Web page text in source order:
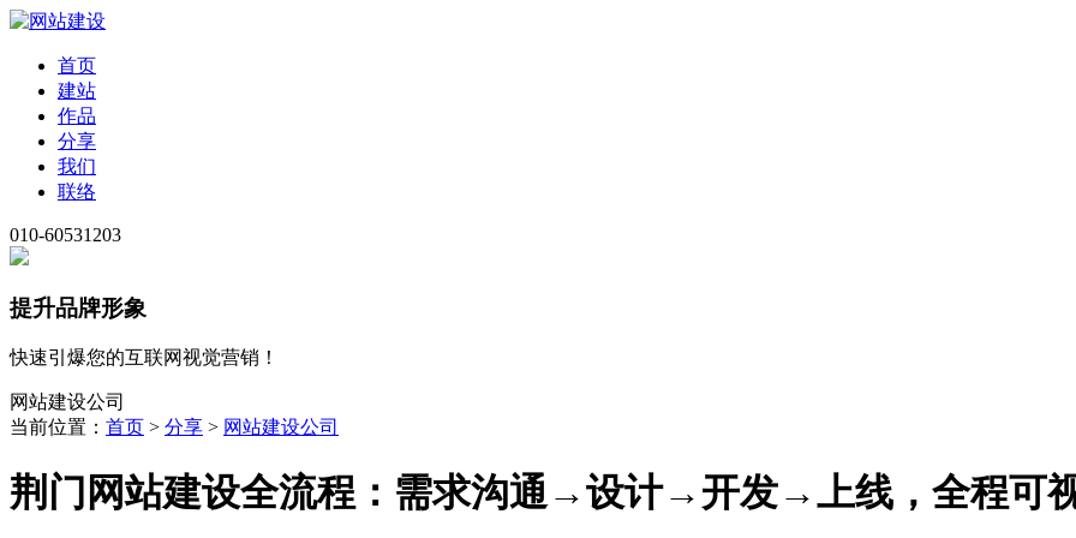
首页
建站
作品
分享
我们
联络
010-60531203
提升品牌形象
快速引爆您的互联网视觉营销！
网站建设公司
当前位置： 首页 > 分享 > 网站建设公司
荆门网站建设全流程：需求沟通→设计→开发→上线，全程可